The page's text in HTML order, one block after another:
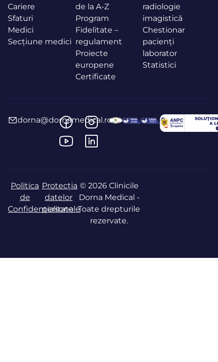
Cariere
Sfaturi
Medici
Secțiune medici
de la A-Z
Program
Fidelitate –
regulament
Proiecte
europene
Certificate
radiologie
imagistică
Chestionar
pacienți
laborator
Statistici
dorna@dornamedical.ro
Politica
de
Confidențialitate
Protecția
datelor
personale
© 2026 Clinicile
Dorna Medical -
Toate drepturile
rezervate.